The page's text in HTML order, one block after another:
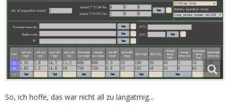
So, ich hoffe, das war nicht all zu langatmig...